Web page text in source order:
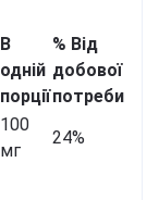
В
одній
порції
% Від
добової
потреби
100
мг
24%